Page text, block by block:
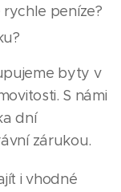
peníze?
byty v
S námi
dní
zárukou.
i vhodné